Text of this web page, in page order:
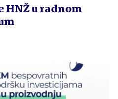
u radnom